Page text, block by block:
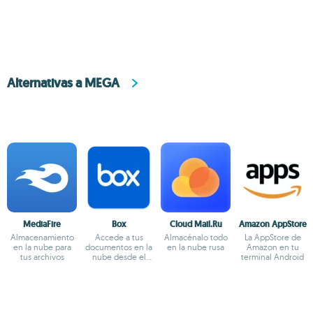
Alternativas a MEGA
MediaFire
Almacenamiento
en la nube para
tus archivos
Box
Accede a tus
documentos en la
nube desde el
Cloud Mail.Ru
Almacénalo todo
en la nube rusa
Amazon AppStore
La AppStore de
Amazon en tu
terminal Android